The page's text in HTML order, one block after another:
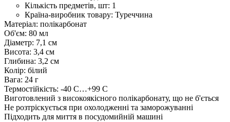
Кількість предметів, шт: 1
Країна-виробник товару: Туреччина
Матеріал: полікарбонат
Об'єм: 80 мл
Діаметр: 7,1 см
Висота: 3,4 см
Глибина: 3,2 см
Колір: білий
Вага: 24 г
Термостійкість: -40 С…+99 С
Виготовлений з високоякісного полікарбонату, що не б'ється
Не розтріскується при охолодженні та заморожуванні
Підходить для миття в посудомийній машині